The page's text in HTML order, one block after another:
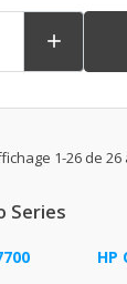

1-26 de 26
Series
HP